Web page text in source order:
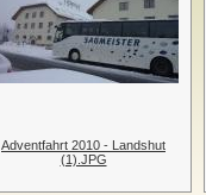
Adventfahrt 2010 - Landshut
(1).JPG